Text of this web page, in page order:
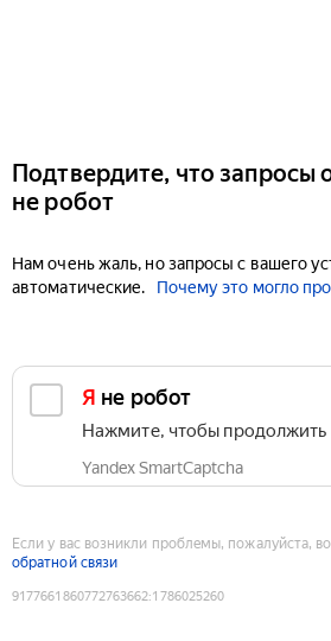
Подтвердите, что запросы
не робот
Нам очень жаль, но запросы с вашего
автоматические.
Почему это могло
Я не робот
Нажмите, чтобы продолжить
Yandex SmartCaptcha
Если у вас возникли проблемы, пожалуйста,
обратной связи
9177661860772763662:1786025260